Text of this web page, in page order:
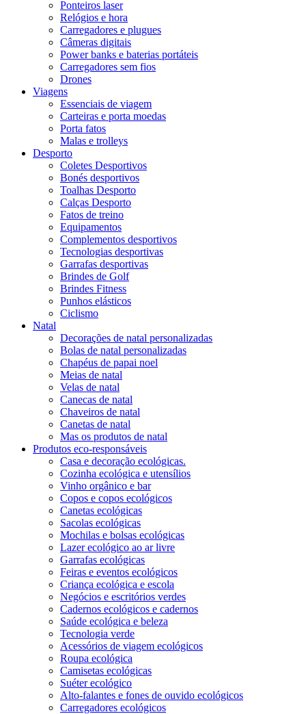
Ponteiros laser
Relógios e hora
Carregadores e plugues
Câmeras digitais
Power banks e baterias portáteis
Carregadores sem fios
Drones
Viagens
Essenciais de viagem
Carteiras e porta moedas
Porta fatos
Malas e trolleys
Desporto
Coletes Desportivos
Bonés desportivos
Toalhas Desporto
Calças Desporto
Fatos de treino
Equipamentos
Complementos desportivos
Tecnologias desportivas
Garrafas desportivas
Brindes de Golf
Brindes Fitness
Punhos elásticos
Ciclismo
Natal
Decorações de natal personalizadas
Bolas de natal personalizadas
Chapéus de papai noel
Meias de natal
Velas de natal
Canecas de natal
Chaveiros de natal
Canetas de natal
Mas os produtos de natal
Produtos eco-responsáveis
Casa e decoração ecológicas.
Cozinha ecológica e utensílios
Vinho orgânico e bar
Copos e copos ecológicos
Canetas ecológicas
Sacolas ecológicas
Mochilas e bolsas ecológicas
Lazer ecológico ao ar livre
Garrafas ecológicas
Feiras e eventos ecológicos
Criança ecológica e escola
Negócios e escritórios verdes
Cadernos ecológicos e cadernos
Saúde ecológica e beleza
Tecnologia verde
Acessórios de viagem ecológicos
Roupa ecológica
Camisetas ecológicas
Suéter ecológico
Alto-falantes e fones de ouvido ecológicos
Carregadores ecológicos